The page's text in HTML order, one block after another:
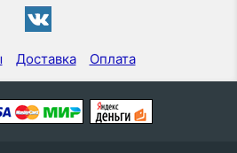
Доставка Оплата